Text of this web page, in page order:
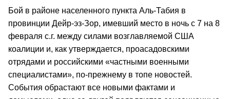
Бой в районе населенного пункта Аль-Табия в
провинции Дейр-эз-Зор, имевший место в ночь с 7 на 8
февраля с.г. между силами возглавляемой США
коалиции и, как утверждается, проасадовскими
отрядами и российскими «частными военными
специалистами», по-прежнему в топе новостей.
События обрастают все новыми фактами и